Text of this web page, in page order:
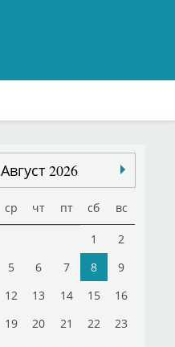
Август 2026
ср чт пт сб вс
1
2
5 6 7 8
9
12 13 14 15
16
19 20 21 22
23